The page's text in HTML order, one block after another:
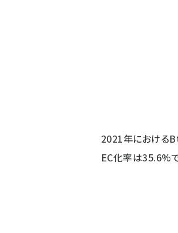
2021年における
EC化率は35.6%